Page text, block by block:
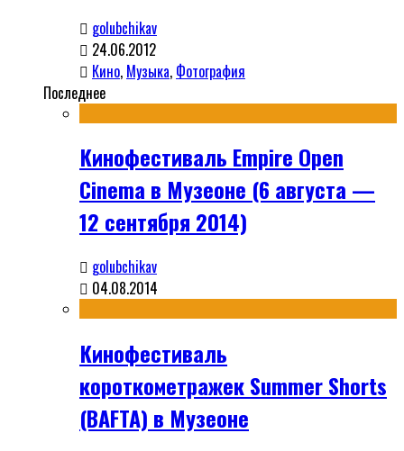
golubchikav
24.06.2012
Кино, Музыка, Фотография
Последнее
Кинофестиваль Empire Open
Cinema в Музеоне (6 августа —
12 сентября 2014)
golubchikav
04.08.2014
Кинофестиваль
короткометражек Summer Shorts
(BAFTA) в Музеоне